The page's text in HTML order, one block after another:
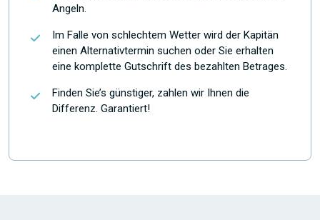
Angeln.
Im Falle von schlechtem Wetter wird der Kapitän
einen Alternativtermin suchen oder Sie erhalten
eine komplette Gutschrift des bezahlten Betrages.
Finden Sie’s günstiger, zahlen wir Ihnen die
Differenz. Garantiert!